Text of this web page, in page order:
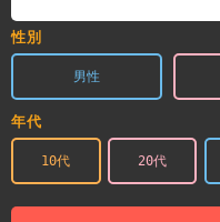
性別
男性
年代
10代 20代